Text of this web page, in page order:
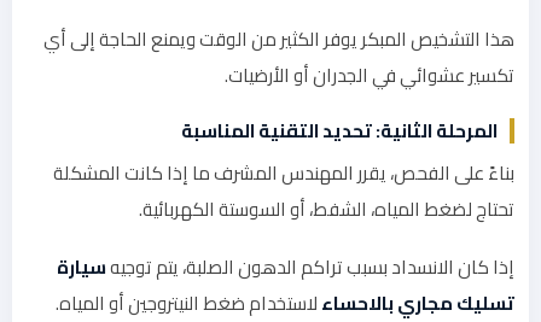
هذا التشخيص المبكر يوفر الكثير من الوقت ويمنع الحاجة إلى أي
تكسير عشوائي في الجدران أو الأرضيات.
المرحلة الثانية: تحديد التقنية المناسبة
بناءً على الفحص، يقرر المهندس المشرف ما إذا كانت المشكلة
تحتاج لضغط المياه، الشفط، أو السوستة الكهربائية.
إذا كان الانسداد بسبب تراكم الدهون الصلبة، يتم توجيهسيارة
تسليك مجاري بالاحساءلاستخدام ضغط النيتروجين أو المياه.